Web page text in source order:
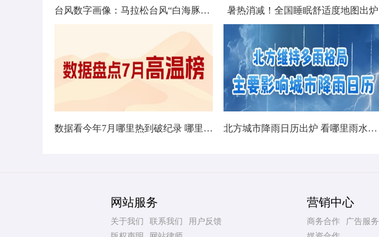
台风数字画像：马拉松台风“白海豚”将影响十余省份 暑热消减！全国睡眠舒适度地图出炉
数据看今年7月哪里热到破纪录 哪里暑热连轴转 北方城市降雨日历出炉 看哪里雨水超长待机
网站服务
关于我们 联系我们
用户反馈
营销中心
商务合作
广告服务